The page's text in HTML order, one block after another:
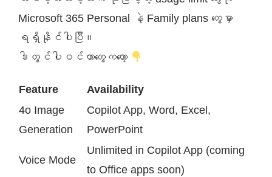
Microsoft 365 Personal နဲ့ Family plans တွေမှာ
ရရှိနိုင်ပါပြီ။
ဒါတွင်ပါဝင်တာတွေကတော့
Feature
Availability
4o Image
Generation
Copilot App, Word, Excel,
PowerPoint
Voice Mode
Unlimited in Copilot App (coming
to Office apps soon)